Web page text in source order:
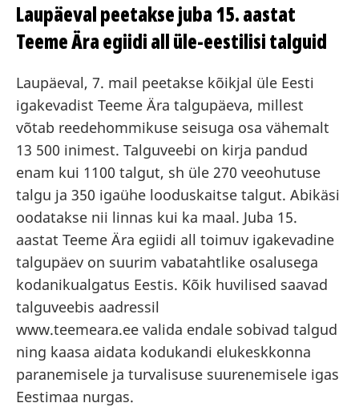
Laupäeval peetakse juba 15. aastat
Teeme Ära egiidi all üle-eestilisi talguid
Laupäeval, 7. mail peetakse kõikjal üle Eesti
igakevadist Teeme Ära talgupäeva, millest
võtab reedehommikuse seisuga osa vähemalt
13 500 inimest. Talguveebi on kirja pandud
enam kui 1100 talgut, sh üle 270 veeohutuse
talgu ja 350 igaühe looduskaitse talgut. Abikäsi
oodatakse nii linnas kui ka maal. Juba 15.
aastat Teeme Ära egiidi all toimuv igakevadine
talgupäev on suurim vabatahtlike osalusega
kodanikualgatus Eestis. Kõik huvilised saavad
talguveebis aadressil
www.teemeara.ee valida endale sobivad talgud
ning kaasa aidata kodukandi elukeskkonna
paranemisele ja turvalisuse suurenemisele igas
Eestimaa nurgas.